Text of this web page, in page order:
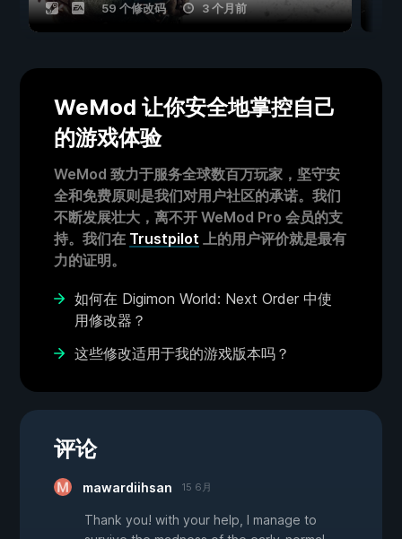
59 个修改码 3 个月前
WeMod 让你安全地掌控自己
的游戏体验
WeMod 致力于服务全球数百万玩家，坚守安
全和免费原则是我们对用户社区的承诺。我们
不断发展壮大，离不开 WeMod Pro 会员的支
持。我们在 Trustpilot 上的用户评价就是最有
力的证明。
如何在 Digimon World: Next Order 中使
用修改器？
这些修改适用于我的游戏版本吗？
评论
mawardiihsan 15 6月
Thank you! with your help, I manage to